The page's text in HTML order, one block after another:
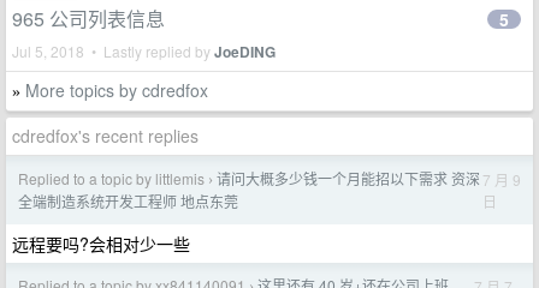
965 公司列表信息
Jul 5, 2018 • Lastly replied byJoeDING
5
» More topics by cdredfox
cdredfox's recent replies
Replied to a topic by littlemis › 请问大概多少钱一个月能招以下需求 资深
全端制造系统开发工程师 地点东莞
7 月 9
日
远程要吗?会相对少一些